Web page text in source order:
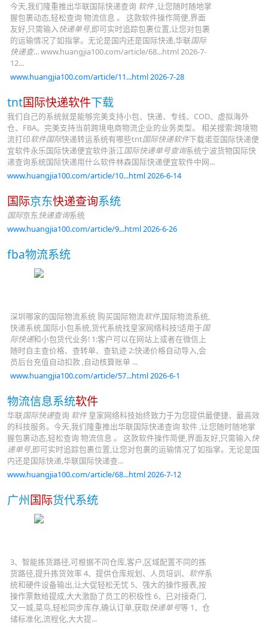
今天,我们隆重推出华联国际快递查询 软件,让您随时随地掌
握包裹动态,轻松查询 物流信息 。 这款软件操作简便,界面
友好,只需输入快递单号,即可实时追踪包裹位置,让您对包裹
的运输情况了如指掌。无论是国内还是国际快递,华联国际
快递查... www.huangjia100.com/article/68...html 2026-7-
12...
www.huangjia100.com/article/11...html 2026-7-28
tnt国际快递软件下载
我们自己的系统就是能够完美支持小包、快递、专线、COD、虚拟海外
仓、FBA。完美支持当前跨境电商物流企业的业务类型。 相关搜索:跨境物
流打印软件国际快递转运系统有哪些tnt国际快递软件下载诺亚国际快递便
宜软件永乐国际快递便宜软件浙江国际快递单号查询系统宁波货物国际快
递查询系统国际快递用什么软件林森国际快递便宜软件中网...
www.huangjia100.com/article/10...html 2026-6-14
国际京东快递查询系统
国际京东快递查询系统
www.huangjia100.com/article/9...html 2026-6-26
fba物流系统
深圳哪家的国际物流系统 购买国际物流软件,国际物流系统,
快递系统,国际小包系统,货代系统找皇家网络科技!适用于国
际快递和小包货代业务! 1:客户可以在网站上或者在微信上
随时自主查价格、查转单、查轨迹 2:快递价格自动导入,会
员后台充值自动扣款 ,自动核算账单 ...
www.huangjia100.com/article/57...html 2026-6-1
物流信息系统软件
华联国际快递查询 软件皇家网络科技始终致力于为您提供最便捷、最高效
的科技服务。今天,我们隆重推出华联国际快递查询 软件 ,让您随时随地掌
握包裹动态,轻松查询 物流信息 。 这款软件操作简便,界面友好,只需输入快
递单号,即可实时追踪包裹位置,让您对包裹的运输情况了如指掌。无论是国
内还是国际快递,华联国际快递查...
www.huangjia100.com/article/68...html 2026-7-12
广州国际货代系统
3、智能拣货路径,可根据不同仓库,客户,区域配置不同的拣
货路径,提升拣货效率 4、提供仓库规划、人员培训、 软件系
统和硬件设备输出,让大促轻松无忧 5、强大的操作报表,按
操作票数给提成,大大激励了员工的积极性 6、已对接奇门,
又一城,菜鸟,轻松同步库存,确认订单,获取快递单号等 1、仓
储标准化,流程化,大大提...